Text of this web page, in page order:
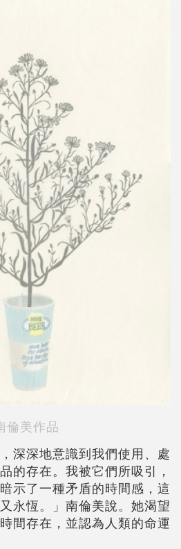
倫美作品
深深地意識到我們使用、處
的存在。我被它們所吸引，
示了一種矛盾的時間感，這
永恆。」南倫美說。她渴望
間存在，並認為人類的命運